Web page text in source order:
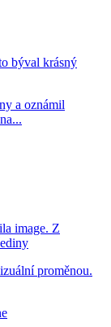
býval krásný
a oznámil
image. Z
proměnou.